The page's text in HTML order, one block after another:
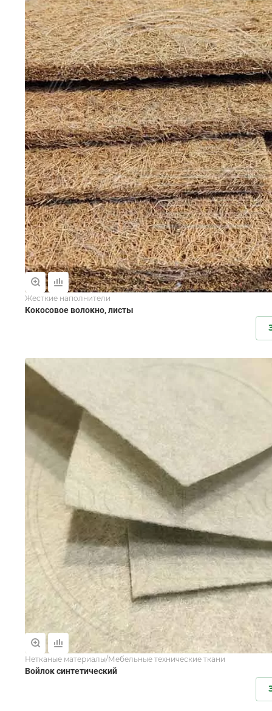
Жесткие наполнители
Кокосовое волокно, листы
Нетканые материалы/Мебельные технические ткани
Войлок синтетический